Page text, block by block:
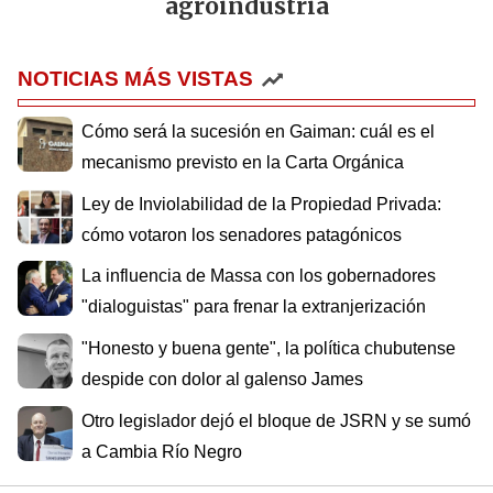
agroindustria
NOTICIAS MÁS VISTAS
Cómo será la sucesión en Gaiman: cuál es el
mecanismo previsto en la Carta Orgánica
Ley de Inviolabilidad de la Propiedad Privada:
cómo votaron los senadores patagónicos
La influencia de Massa con los gobernadores
"dialoguistas" para frenar la extranjerización
"Honesto y buena gente", la política chubutense
despide con dolor al galenso James
Otro legislador dejó el bloque de JSRN y se sumó
a Cambia Río Negro